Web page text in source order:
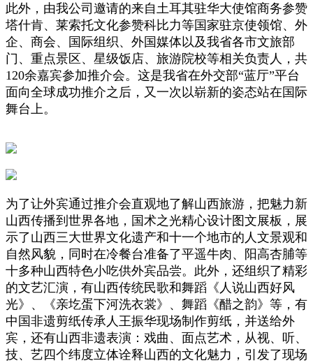
此外，由我公司邀请的来自土耳其驻华大使馆商务参赞
塔什肯、莱索托文化参赞科比力等国家驻京使领馆、外
企、商会、国际组织、外国媒体以及我省各市文旅部
门、重点景区、星级饭店、旅游院校等相关负责人，共
120余嘉宾参加推介会。这是我省在外交部“蓝厅”平台
面向全球成功推介之后，又一次以崭新的姿态站在国际
舞台上。
为了让外宾通过推介会直观地了解山西旅游，把魅力新
山西传播到世界各地，国术之光精心设计图文展板，展
示了山西三大世界文化遗产和十一个地市的人文景观和
自然风貌，同时在冷餐台准备了平遥牛肉、阳高杏脯等
十多种山西特色小吃供外宾品尝。此外，还组织了精彩
的文艺汇演，有山西传统民歌和舞蹈《人说山西好风
光》、《亲圪蛋下河洗衣裳》、舞蹈《醋之韵》等，有
中国非遗剪纸传承人王振华现场制作剪纸，并送给外
宾，还有山西非遗表演：戏曲、面点艺术，从视、听、
技、艺四个纬度立体诠释山西的文化魅力，引发了现场